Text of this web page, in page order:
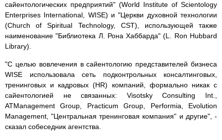
сайентологических предприятий" (World Institute of Scientology
Enterprises International, WISE) и "Церкви духовной технологии
(Church of Spiritual Technology, CST), использующей также
наименование "Библиотека Л. Рона Хаббарда" (L. Ron Hubbard
Library).
"С целью вовлечения в сайентологию представителей бизнеса
WISE использовала сеть подконтрольных консалтинговых,
тренинговых и кадровых (HR) компаний, формально никак с
сайентологией не связанных: Visotsky Consulting Int.,
ATManagement Group, Practicum Group, Performia, Evolution
Management, "Центральная тренинговая компания" и другие", -
сказал собеседник агентства.